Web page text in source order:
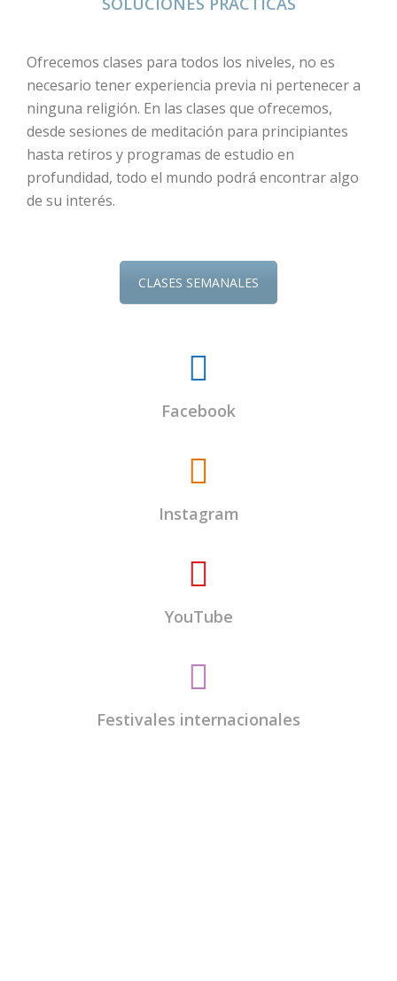
Ofrecemos clases para todos los niveles, no es
necesario tener experiencia previa ni pertenecer a
ninguna religión. En las clases que ofrecemos,
desde sesiones de meditación para principiantes
hasta retiros y programas de estudio en
profundidad, todo el mundo podrá encontrar algo
de su interés.
CLASES SEMANALES
Facebook
Instagram
YouTube
Festivales internacionales